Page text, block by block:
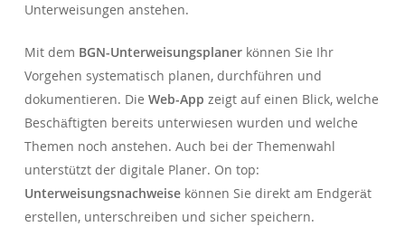
Unterweisungen anstehen.
Mit dem BGN-Unterweisungsplanerkönnen Sie Ihr
Vorgehen systematisch planen, durchführen und
dokumentieren. Die Web-App zeigt auf einen Blick, welche
Beschäftigten bereits unterwiesen wurden und welche
Themen noch anstehen. Auch bei der Themenwahl
unterstützt der digitale Planer. On top:
Unterweisungsnachweisekönnen Sie direkt am Endgerät
erstellen, unterschreiben und sicher speichern.